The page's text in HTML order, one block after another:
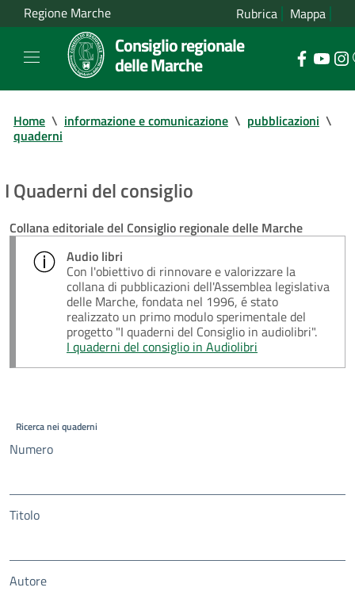
Regione Marche Rubrica Mappa
Consiglio regionale
delle Marche
Home \ informazione e comunicazione \ pubblicazioni \
quaderni
I Quaderni del consiglio
Collana editoriale del Consiglio regionale delle Marche
Audio libri
Con l'obiettivo di rinnovare e valorizzare la
collana di pubblicazioni dell'Assemblea legislativa
delle Marche, fondata nel 1996, é stato
realizzato un primo modulo sperimentale del
progetto "I quaderni del Consiglio in audiolibri".
I quaderni del consiglio in Audiolibri
Ricerca nei quaderni
Numero
Titolo
Autore